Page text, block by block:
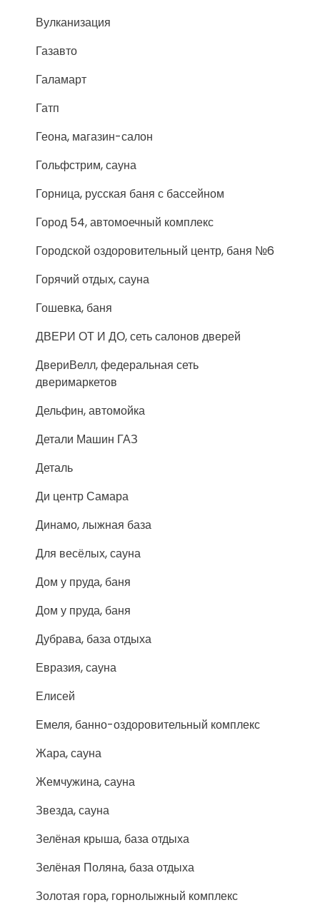
Вулканизация
Газавто
Галамарт
Гатп
Геона, магазин-салон
Гольфстрим, сауна
Горница, русская баня с бассейном
Город 54, автомоечный комплекс
Городской оздоровительный центр, баня №6
Горячий отдых, сауна
Гошевка, баня
ДВЕРИ ОТ И ДО, сеть салонов дверей
ДвериВелл, федеральная сеть
дверимаркетов
Дельфин, автомойка
Детали Машин ГАЗ
Деталь
Ди центр Самара
Динамо, лыжная база
Для весёлых, сауна
Дом у пруда, баня
Дом у пруда, баня
Дубрава, база отдыха
Евразия, сауна
Елисей
Емеля, банно-оздоровительный комплекс
Жара, сауна
Жемчужина, сауна
Звезда, сауна
Зелёная крыша, база отдыха
Зелёная Поляна, база отдыха
Золотая гора, горнолыжный комплекс